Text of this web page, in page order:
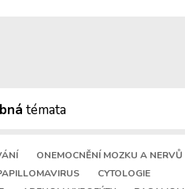
témata
ONEMOCNĚNÍ MOZKU A NERVŮ
CYTOLOGIE